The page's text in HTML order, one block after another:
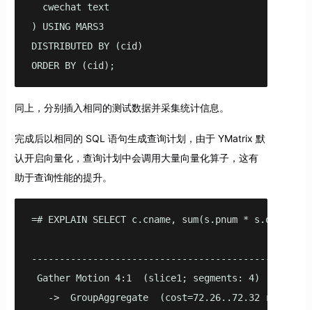
  cwechat text
) USING MARS3
DISTRIBUTED BY (cid)
ORDER BY (cid);
同上，分别插入相同的测试数据并采集统计信息。
完成后以相同的 SQL 语句生成查询计划，由于 YMatrix 默
认开启向量化，查询计划中会调用大量向量化算子，这有
助于查询性能的提升。
=# EXPLAIN SELECT c.cname, sum(s.pnum * s.qty)
Gather Motion 4:1  (slice1; segments: 4)
->  GroupAggregate  (cost=72.26..72.32 rows=2